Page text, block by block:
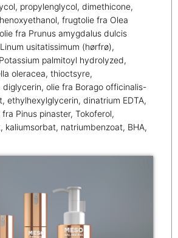
propylenglycol, dimethicone,
frugtolie fra Olea
fra Prunus amygdalus dulcis
usitatissimum (hørfrø),
palmitoyl hydrolyzed,
oleracea, thioctsyre,
olie fra Borago officinalis-
ethylhexylglycerin, dinatrium EDTA,
Pinus pinaster, Tokoferol,
kaliumsorbat, natriumbenzoat, BHA,